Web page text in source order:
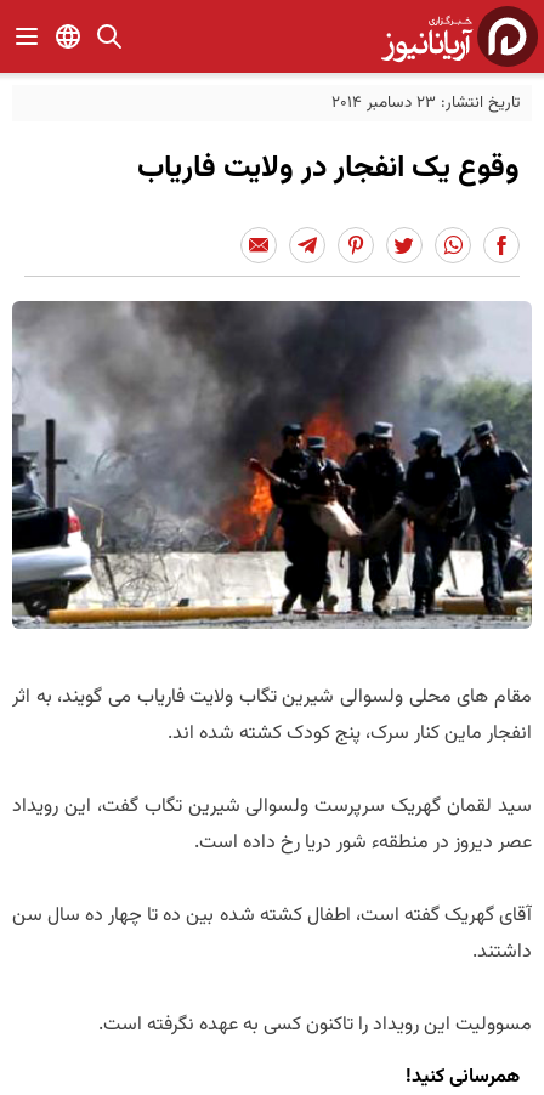
تاریخ انتشار: 23 دسامبر 2014
وقوع یک انفجار در ولایت فاریاب
مقام های محلی ولسوالی شیرین تگاب ولایت فاریاب می گویند، به اثر
انفجار ماین کنار سرک، پنج کودک کشته شده اند.
سید لقمان گهریک سرپرست ولسوالی شیرین تگاب گفت، این رویداد
عصر دیروز در منطقهء شور دریا رخ داده است.
آقای گهریک گفته است، اطفال کشته شده بین ده تا چهار ده سال سن
داشتند.
مسوولیت این رویداد را تاکنون کسی به عهده نگرفته است.
همرسانی کنید!